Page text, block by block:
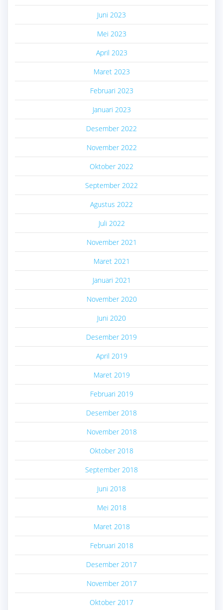
Juni 2023
Mei 2023
April 2023
Maret 2023
Februari 2023
Januari 2023
Desember 2022
November 2022
Oktober 2022
September 2022
Agustus 2022
Juli 2022
November 2021
Maret 2021
Januari 2021
November 2020
Juni 2020
Desember 2019
April 2019
Maret 2019
Februari 2019
Desember 2018
November 2018
Oktober 2018
September 2018
Juni 2018
Mei 2018
Maret 2018
Februari 2018
Desember 2017
November 2017
Oktober 2017